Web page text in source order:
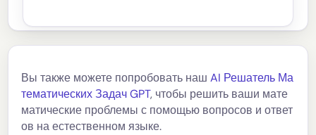
Вы также можете попробовать нашAI Решатель Ма
тематических Задач GPT, чтобы решить ваши мате
матические проблемы с помощью вопросов и ответ
ов на естественном языке.